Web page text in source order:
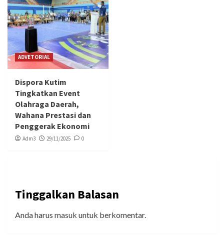
ADVETORIAL
Dispora Kutim
Tingkatkan Event
Olahraga Daerah,
Wahana Prestasi dan
Penggerak Ekonomi
Adm3 29/11/2025 0
Tinggalkan Balasan
Anda harus masuk untuk berkomentar.